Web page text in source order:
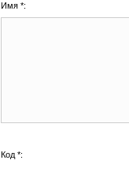
Имя *:
Код *: